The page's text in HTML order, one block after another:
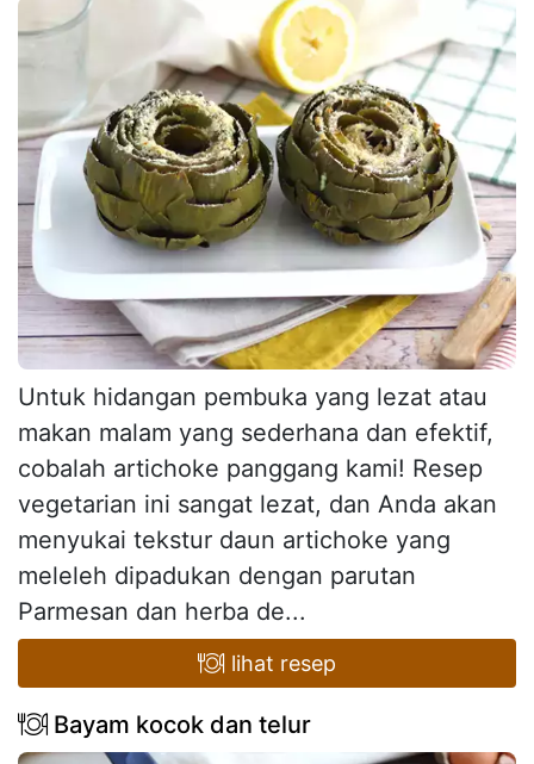
Untuk hidangan pembuka yang lezat atau
makan malam yang sederhana dan efektif,
cobalah artichoke panggang kami! Resep
vegetarian ini sangat lezat, dan Anda akan
menyukai tekstur daun artichoke yang
meleleh dipadukan dengan parutan
Parmesan dan herba de...
lihat resep
Bayam kocok dan telur